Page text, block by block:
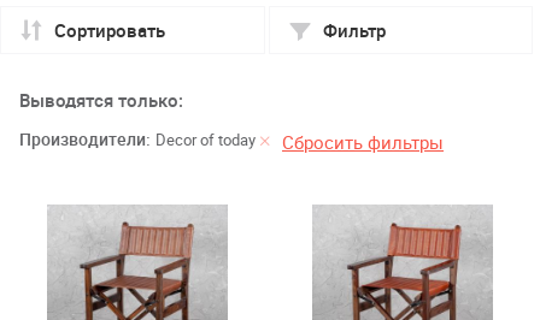
Сортировать Фильтр
Выводятся только:
Производители: Decor of today Сбросить фильтры